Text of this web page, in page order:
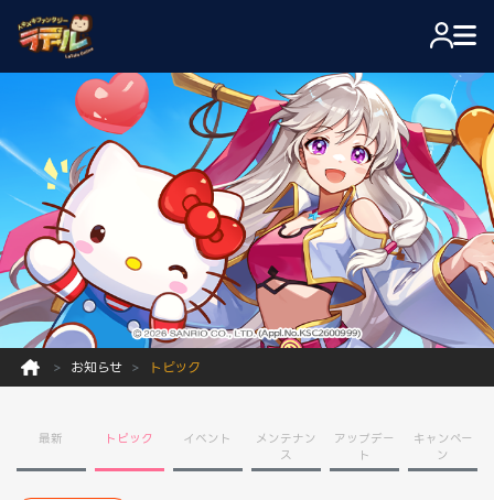
お知らせ トピック
最新 トピック イベント
メンテナン
ス
アップデー
ト
キャンペー
ン